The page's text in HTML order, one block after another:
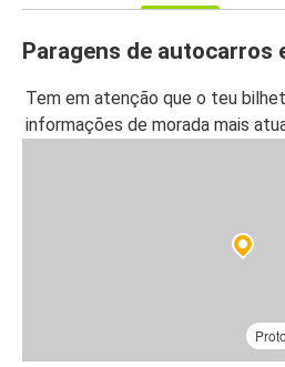
Paragens de autocarros
Tem em atenção que o teu
informações de morada mais